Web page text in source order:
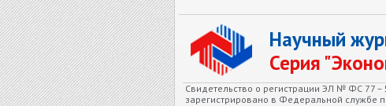
Научный
Серия
Свидетельство о регистрации ЭЛ № ФС 77 –
зарегистрировано в Федеральной службе